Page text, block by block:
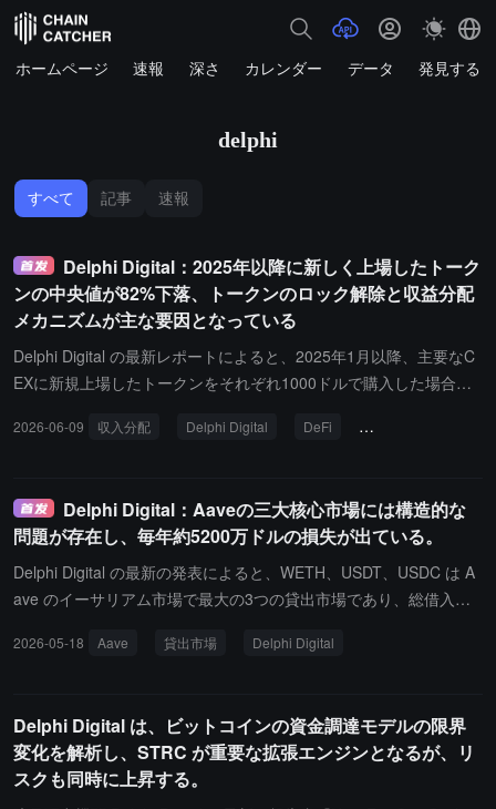
ホームページ 速報 深さ カレンダー データ 発見する
delphi
すべて 記事 速報
Delphi Digital：2025年以降に新しく上場したトーク
ンの中央値が82%下落、トークンのロック解除と収益分配
メカニズムが主な要因となっている
Delphi Digital の最新レポートによると、2025年1月以降、主要なC
EXに新規上場したトークンをそれぞれ1000ドルで購入した場合、
クンはわずか12%です。今回のサイクルの主な要因には、内部配分
ーンが約7%失われる）、プロトコルの収入が保有者に流れにくい
こと、エアドロップが流動性の退出に陥ることが含まれます。現
在、主要なDeFiプロトコルは「料金スイッチ」を開き始めており、
Hyperliquid、Uniswap、Jupiter、Aaveなどが、買い戻しや焼却など
ットは、今年BTC、ETH、SOLを大幅に上回っています。Delphi Di
要があると考えており、これはこの資産クラスにおける史上最強の
長期的な配置基盤になる可能性があります。
2026-06-09 収入分配 Delphi Digital DeFi トークンのロック解
Delphi Digital：Aaveの三大核心市場には構造的な
問題が存在し、毎年約5200万ドルの損失が出ている。
Delphi Digital の最新の発表によると、WETH、USDT、USDC は A
ave のイーサリアム市場で最大の3つの貸出市場であり、総借入額
り約25%-35%低く、年間で約5200万ドルの利益を失い、Aave の第
は、Aave のピアツーピアモデルには明らかな構造的欠陥があると
考えています。4月18日の KelpDAO ブリッジ攻撃事件は、この問
題をさらに浮き彫りにしました。攻撃者は2.92億ドルの rsETH を
2026-05-18 Aave 貸出市場 Delphi Digital
Delphi Digital は、ビットコインの資金調達モデルの限界
変化を解析し、STRC が重要な拡張エンジンとなるが、リ
スクも同時に上昇する。